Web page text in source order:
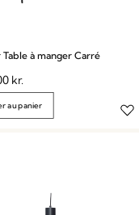
à manger Carré
kr.
au panier